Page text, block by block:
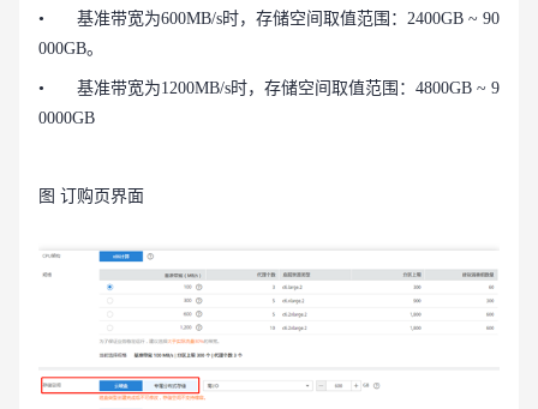
•
基准带宽为600MB/s时，存储空间取值范围：2400GB ~ 90
000GB。
•
基准带宽为1200MB/s时，存储空间取值范围：4800GB ~ 9
0000GB
图 订购页界面